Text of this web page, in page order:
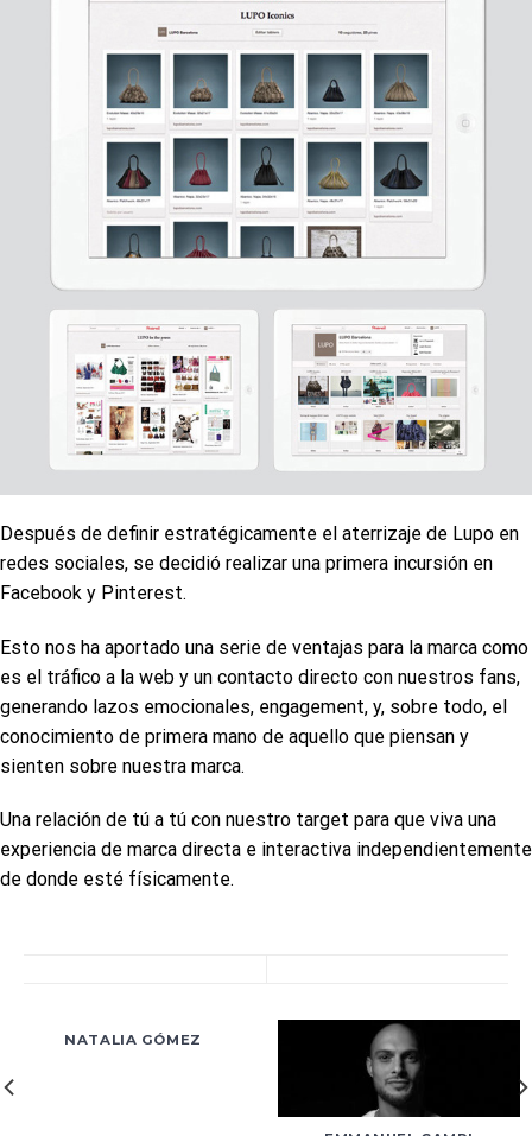
Después de definir estratégicamente el aterrizaje de Lupo en
redes sociales, se decidió realizar una primera incursión en
Facebook y Pinterest.
Esto nos ha aportado una serie de ventajas para la marca como
es el tráfico a la web y un contacto directo con nuestros fans,
generando lazos emocionales, engagement, y, sobre todo, el
conocimiento de primera mano de aquello que piensan y
sienten sobre nuestra marca.
Una relación de tú a tú con nuestro target para que viva una
experiencia de marca directa e interactiva independientemente
de donde esté físicamente.
NATALIA GÓMEZ